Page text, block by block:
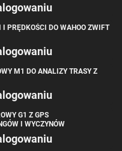
PRĘDKOŚCI DO WAHOO ZWIFT
M1 DO ANALIZY TRASY Z
G1 Z GPS
I WYCZYNÓW